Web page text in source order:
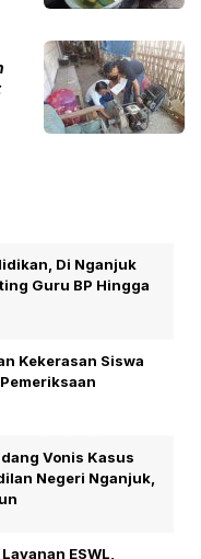
Di Nganjuk
Guru BP Hingga
Kekerasan Siswa
Vonis Kasus
Negeri Nganjuk,
ESWL,